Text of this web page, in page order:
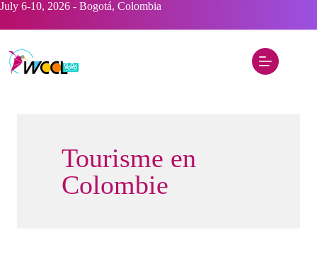
Skip
content
July 6-10, 2026 - Bogotá, Colombia
Tourisme en
Colombie